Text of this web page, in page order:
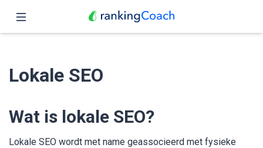
Functies
Prijzen
Partners
Lokale SEO
Wat is lokale SEO?
Lokale SEO wordt met name geassocieerd met fysieke